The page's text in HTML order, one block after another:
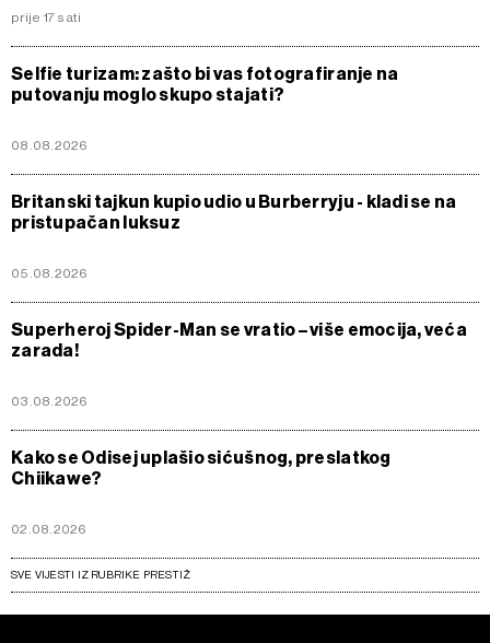
prije 17 sati
Selfie turizam: zašto bi vas fotografiranje na
putovanju moglo skupo stajati?
08.08.2026
Britanski tajkun kupio udio u Burberryju - kladi se na
pristupačan luksuz
05.08.2026
Superheroj Spider-Man se vratio – više emocija, veća
zarada!
03.08.2026
Kako se Odisej uplašio sićušnog, preslatkog
Chiikawe?
02.08.2026
SVE VIJESTI IZ RUBRIKE PRESTIŽ